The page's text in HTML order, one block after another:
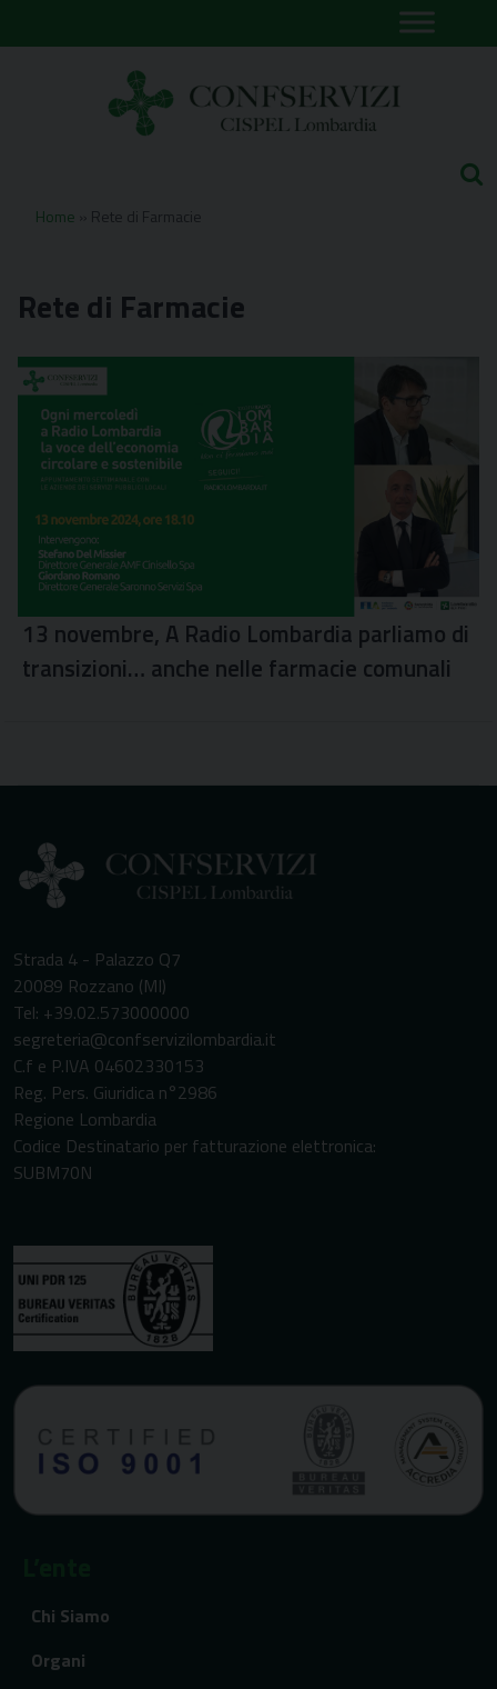
to
Home Rete di Farmacie
Rete di Farmacie
13 novembre, A Radio Lombardia parliamo di
transizioni… anche nelle farmacie comunali
Strada 4 - Palazzo Q7
20089 Rozzano (MI)
Tel: +39.02.573000000
segreteria@confservizilombardia.it
C.f e P.IVA 04602330153
Reg. Pers. Giuridica n°2986
Regione Lombardia
Codice Destinatario per fatturazione elettronica:
SUBM70N
Chi Siamo
Organi